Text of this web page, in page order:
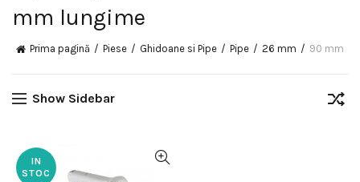
mm lungime
Prima pagină Piese Ghidoane si Pipe Pipe 26 mm 90 mm
Show Sidebar
IN
STOC